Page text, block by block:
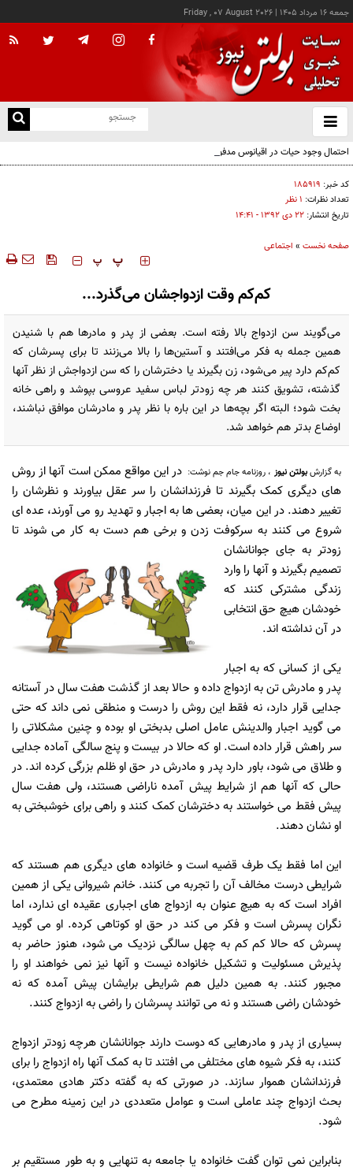
جمعه ۱۶ مرداد ۱۴۰۵ |
Friday , 07 August 2026
باز
و
احتمال وجود حیات در اقیانوس مدفون «اروپا»
کد خبر: ۱۸۵۹۱۹
تعداد نظرات: ۱ نظر
تاریخ انتشار: ۲۲ دی ۱۳۹۲ - ۱۴:۴۱
صفحه نخست » اجتماعی
‍‍‍ پ پ
کم‌کم وقت ازدواجشان می‌گذرد...
می‌گویند سن ازدواج بالا رفته است. بعضی از پدر و مادرها هم با شنیدن
همین جمله به فکر می‌افتند و آستین‌ها را بالا می‌زنند تا برای پسرشان که
کم‌کم دارد پیر می‌شود، زن بگیرند یا دخترشان را که سن ازدواجش از نظر آنها
گذشته، تشویق کنند هر چه زودتر لباس سفید عروسی بپوشد و راهی خانه
بخت شود؛ البته اگر بچه‌ها در این باره با نظر پدر و مادرشان موافق نباشند،
اوضاع بدتر هم خواهد شد.
به گزارشبولتن نیوز ، روزنامه جام جم نوشت: در این مواقع ممکن است آنها از روش
های دیگری کمک بگیرند تا فرزندانشان را سر عقل بیاورند و نظرشان را
تغییر دهند. در این میان، بعضی ها به اجبار و تهدید رو می آورند، عده ای
شروع می کنند به سرکوفت زدن و برخی هم دستبه کار می شوند تا
زودتر به جای جوانانشان
تصمیم بگیرند و آنها را وارد
زندگی مشترکی کنند که
خودشان هیچ حق انتخابی
در آن نداشته اند.
یکی از کسانی که به اجبار
پدر و مادرش تن به ازدواج داده و حالا بعد از گذشت هفت سال در آستانه
جدایی قرار دارد، نه فقط این روش را درست و منطقی نمی داند که حتی
می گوید اجبار والدینش عامل اصلی بدبختی او بوده و چنین مشکلاتی را
سر راهش قرار داده است. او که حالا در بیست و پنج سالگی آماده جدایی
و طلاق می شود، باور دارد پدر و مادرش در حق او ظلم بزرگی کرده اند. در
حالی که آنها هم از شرایط پیش آمده ناراضی هستند، ولی هفت سال
پیش فقط می خواستند به دخترشان کمک کنند و راهی برای خوشبختی به
او نشان دهند.
این اما فقط یک طرف قضیه است و خانواده های دیگری هم هستند که
شرایطی درست مخالف آن را تجربه می کنند. خانم شیروانی یکی از همین
افراد است که به هیچ عنوان به ازدواج های اجباری عقیده ای ندارد، اما
نگران پسرش است و فکر می کند در حق او کوتاهی کرده. او می گوید
پسرش که حالا کم کم به چهل سالگی نزدیک می شود، هنوز حاضر به
پذیرش مسئولیت و تشکیل خانواده نیست و آنها نیز نمی خواهند او را
مجبور کنند. به همین دلیل هم شرایطی برایشان پیش آمده که نه
خودشان راضی هستند و نه می توانند پسرشان را راضی به ازدواج کنند.
بسیاری از پدر و مادرهایی که دوست دارند جوانانشان هرچه زودتر ازدواج
کنند، به فکر شیوه های مختلفی می افتند تا به کمک آنها راه ازدواج را برای
فرزندانشان هموار سازند. در صورتی که به گفته دکتر هادی معتمدی،
بحث ازدواج چند عاملی است و عوامل متعددی در این زمینه مطرح می
شود.
بنابراین نمی توان گفت خانواده یا جامعه به تنهایی و به طور مستقیم بر